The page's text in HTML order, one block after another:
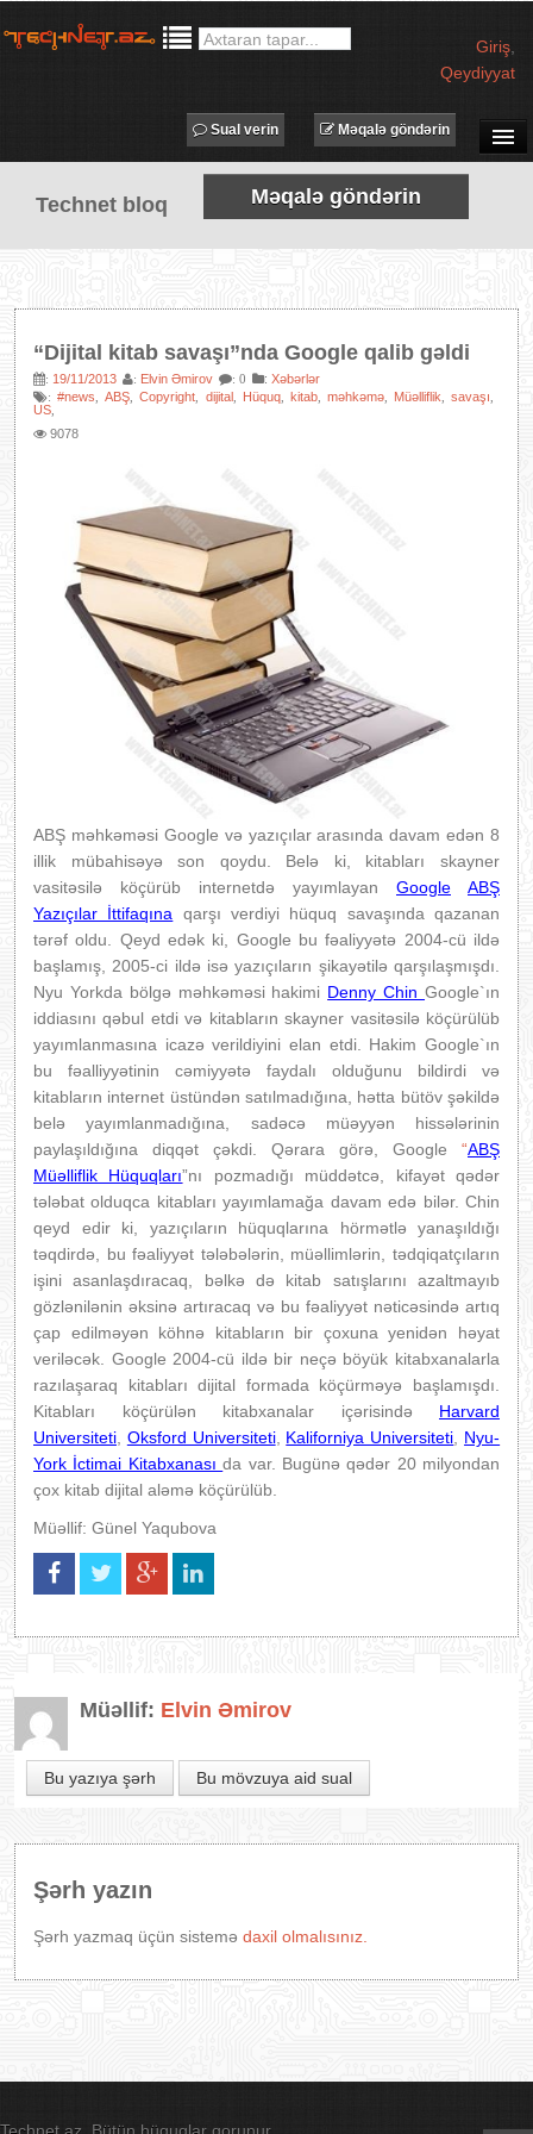
Giriş
Qeydiyyat
SUAL-CAVAB
TECHNET TV
MƏQALƏLƏR
PROQRAMLAR
AVADANLIQLAR
Məqalə göndərin
Sual verin
Technet bloq Məqalə göndərin
“Dijital kitab savaşı”nda Google qalib gəldi
: 19/11/2013 : Elvin Əmirov : 0 : Xəbərlər
:#news ,ABŞ ,Copyright dijital Hüquq, kitab, məhkəmə, Müəlliflik ,savaşı
US
9078
ABŞ məhkəməsi Google və yazıçılar arasında davam edən 8
illik mübahisəyə son qoydu. Belə ki, kitabları skayner
vasitəsilə köçürüb internetdə yayımlayan Google
ABŞ
Yazıçılar İttifaqına
qarşı verdiyi hüquq savaşında qazanan
tərəf oldu. Qeyd edək ki, Google bu fəaliyyətə 2004-cü ildə
başlamış, 2005-ci ildə isə yazıçıların şikayətilə qarşılaşmışdı.
Nyu Yorkda bölgə məhkəməsi hakimi Denny ChinGoogle`ın
iddiasını qəbul etdi və kitabların skayner vasitəsilə köçürülüb
yayımlanmasına icazə verildiyini elan etdi. Hakim Google`ın
bu fəalliyyətinin cəmiyyətə faydalı olduğunu bildirdi və
kitabların internet üstündən satılmadığına, hətta bütöv şəkildə
belə yayımlanmadığına, sadəcə müəyyən hissələrinin
paylaşıldığına diqqət çəkdi. Qərara görə, Google “ABŞ
Müəlliflik Hüquqları”nı pozmadığı müddətcə, kifayət qədər
tələbat olduqca kitabları yayımlamağa davam edə bilər. Chin
qeyd edir ki, yazıçıların hüquqlarına hörmətlə yanaşıldığı
təqdirdə, bu fəaliyyət tələbələrin, müəllimlərin, tədqiqatçıların
işini asanlaşdıracaq, bəlkə də kitab satışlarını azaltmayıb
gözlənilənin əksinə artıracaq və bu fəaliyyət nəticəsində artıq
çap edilməyən köhnə kitabların bir çoxuna yenidən həyat
veriləcək. Google 2004-cü ildə bir neçə böyük kitabxanalarla
razılaşaraq kitabları dijital formada köçürməyə başlamışdı.
Kitabları köçürülən kitabxanalar içərisində Harvard
Universiteti Oksford Universiteti, Kaliforniya Universiteti
Nyu-
York İctimai Kitabxanasıda var. Bugünə qədər 20 milyondan
çox kitab dijital aləmə köçürülüb.
Müəllif: Günel Yaqubova
Müəllif: Elvin Əmirov
Bu yazıya şərh Bu mövzuya aid sual
Şərh yazın
Şərh yazmaq üçün sistemə daxil olmalısınız.